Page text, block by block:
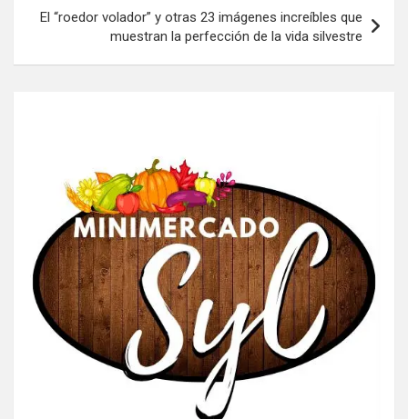
El “roedor volador” y otras 23 imágenes increíbles que
muestran la perfección de la vida silvestre